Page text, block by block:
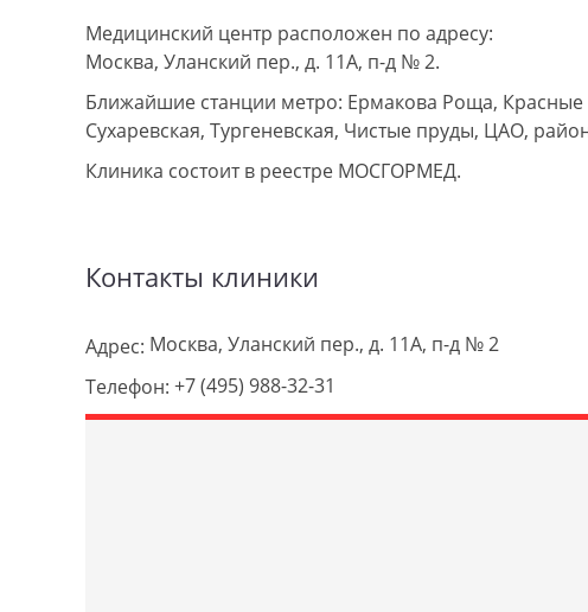
Медицинский центр расположен по адресу:
Москва, Уланский пер., д. 11А, п-д № 2.
Ближайшие станции метро: Ермакова Роща, Красные
Сухаревская, Тургеневская, Чистые пруды, ЦАО,
Клиника состоит в реестре МОСГОРМЕД.
Контакты клиники
Адрес: Москва, Уланский пер., д. 11А, п-д № 2
Телефон: +7 (495) 988-32-31